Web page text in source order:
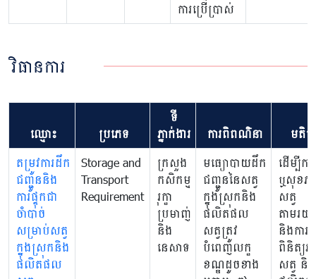
ការប្រើប្រាស់
វិធានការ
ឈ្មោះ ប្រភេទ
ទី
ភ្នាក់ងារ
ការពិពណ៌នា មតិ
តម្រូវការដឹក
ជញ្ជូននិង
ការផ្ទុកជា
ចាំបាច់
សម្រាប់សត្វ
ក្នុងស្រុកនិង
ផលិតផល
Storage and
Transport
Requirement
ក្រសួង
កសិកម្ម
រុក្ខា
ប្រមាញ់
និង
នេសាទ
មធ្យោបាយដឹក
ជញ្ជូននៃសត្វ
ក្នុងស្រុកនិង
ផលិតផល
សត្វត្រូវ
បំពេញលក្ខ
ខណ្ឌដូចខាង
ដើម្បីកា
ឬសុខភ
សត្វ
តាមរយ
និងការ
ពិនិត្យ
សត្វ និង